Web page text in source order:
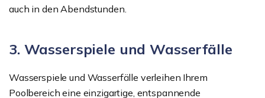
auch in den Abendstunden.
3. Wasserspiele und Wasserfälle
Wasserspiele und Wasserfälle verleihen Ihrem
Poolbereich eine einzigartige, entspannende